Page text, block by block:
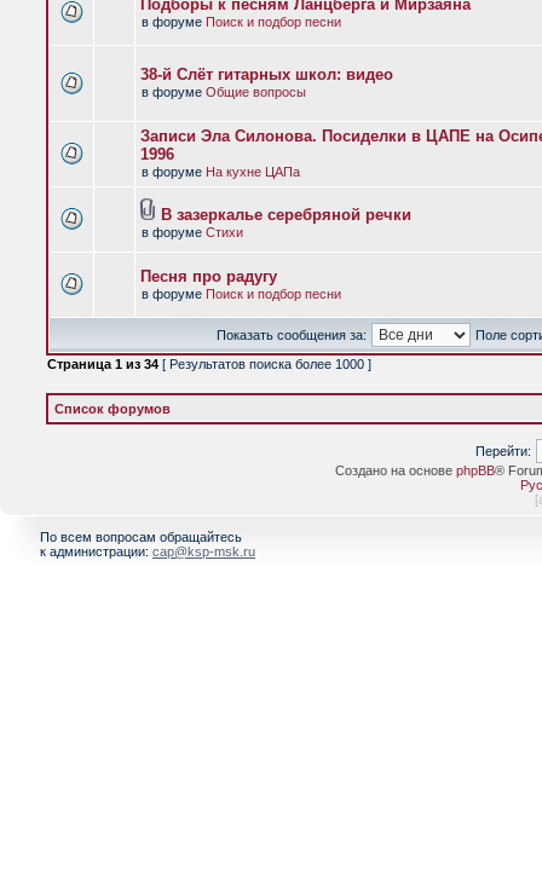
Подборы к песням Ланцберга и Мирзаяна
в форуме Поиск и подбор песни
38-й Слёт гитарных школ: видео
в форуме Общие вопросы
Записи Эла Силонова. Посиделки в ЦАПЕ на
1996
в форуме На кухне ЦАПа
В зазеркалье серебряной речки
в форуме Стихи
Песня про радугу
в форуме Поиск и подбор песни
Показать сообщения за:
Поле
Страница 1 из 34 [ Результатов поиска более 1000 ]
Список форумов
Перейти:
Создано на основе phpBB®
[
По всем вопросам обращайтесь
к администрации: cap@ksp-msk.ru